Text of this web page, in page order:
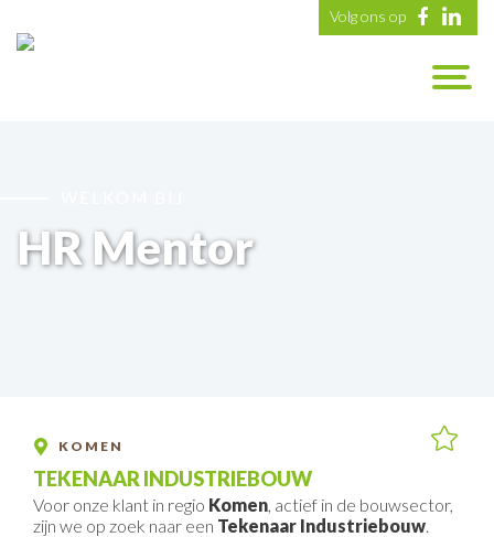
Volg ons op
HR Mentor
KOMEN
TEKENAAR INDUSTRIEBOUW
Voor onze klant in regio Komen, actief in de bouwsector,
zijn we op zoek naar een Tekenaar Industriebouw.